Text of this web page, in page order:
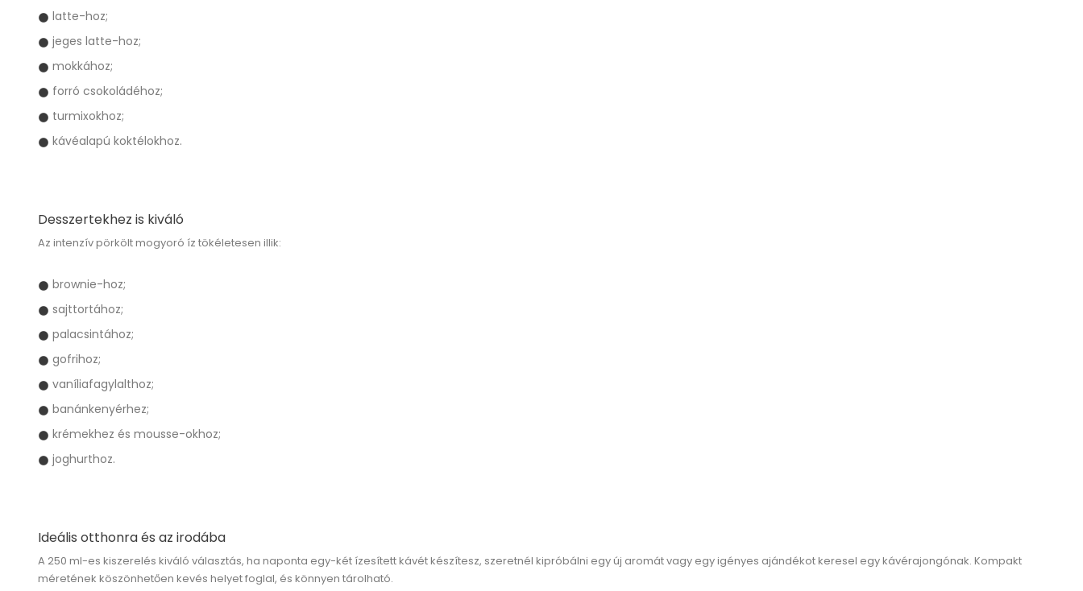
latte-hoz;
jeges latte-hoz;
mokkához;
forró csokoládéhoz;
turmixokhoz;
kávéalapú koktélokhoz.
Desszertekhez is kiváló
Az intenzív pörkölt mogyoró íz tökéletesen illik:
brownie-hoz;
sajttortához;
palacsintához;
gofrihoz;
vaníliafagylalthoz;
banánkenyérhez;
krémekhez és mousse-okhoz;
joghurthoz.
Ideális otthonra és az irodába
A 250 ml-es kiszerelés kiváló választás, ha naponta egy-két ízesített kávét készítesz, szeretnél kipróbálni egy új aromát vagy egy igényes ajándékot keresel egy kávérajongónak. Kompakt
méretének köszönhetően kevés helyet foglal, és könnyen tárolható.